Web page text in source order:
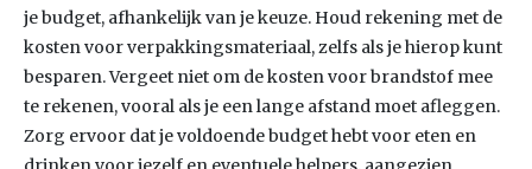
je budget, afhankelijk van je keuze. Houd rekening met de
kosten voor verpakkingsmateriaal, zelfs als je hierop kunt
besparen. Vergeet niet om de kosten voor brandstof mee
te rekenen, vooral als je een lange afstand moet afleggen.
Zorg ervoor dat je voldoende budget hebt voor eten en